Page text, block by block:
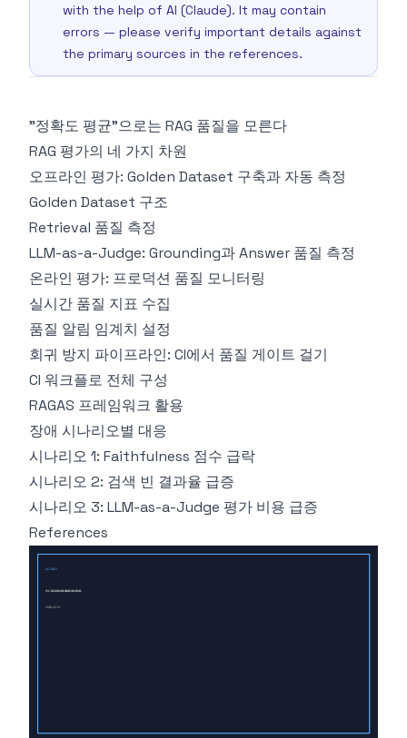
with the help of AI (Claude). It may contain
errors — please verify important details against
the primary sources in the references.
"정확도 평균"으로는 RAG 품질을 모른다
RAG 평가의 네 가지 차원
오프라인 평가: Golden Dataset 구축과 자동 측정
Golden Dataset 구조
Retrieval 품질 측정
LLM-as-a-Judge: Grounding과 Answer 품질 측정
온라인 평가: 프로덕션 품질 모니터링
실시간 품질 지표 수집
품질 알림 임계치 설정
회귀 방지 파이프라인: CI에서 품질 게이트 걸기
CI 워크플로 전체 구성
RAGAS 프레임워크 활용
장애 시나리오별 대응
시나리오 1: Faithfulness 점수 급락
시나리오 2: 검색 빈 결과율 급증
시나리오 3: LLM-as-a-Judge 평가 비용 급증
References